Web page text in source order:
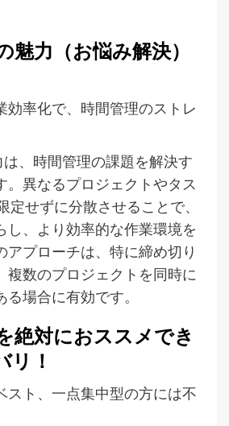
魅力（お悩み解決）
効率化で、時間管理のストレ
、時間管理の課題を解決す
。異なるプロジェクトやタス
定せずに分散させることで、
し、より効率的な作業環境を
アプローチは、特に締め切り
複数のプロジェクトを同時に
場合に有効です。
絶対におススメでき
リ！
スト、一点集中型の方には不